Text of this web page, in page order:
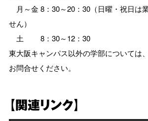
月～金 8：30～20：30（日曜・祝日は
せん）
土 8：30～12：30
東大阪キャンパス以外の学部については
お問合せください。
【関連リンク】